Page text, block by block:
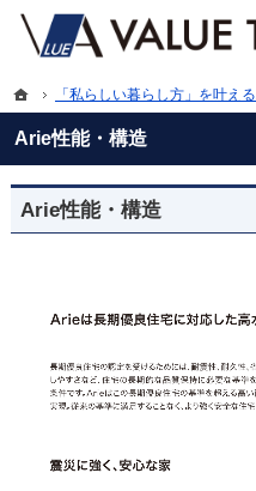
Arie性能・構造
プロの目線からご提案。いわき市・
いわき市・北茨城市・南相馬市の新
Arie性能・構造
ホーム「私らしい暮らし方」を叶え